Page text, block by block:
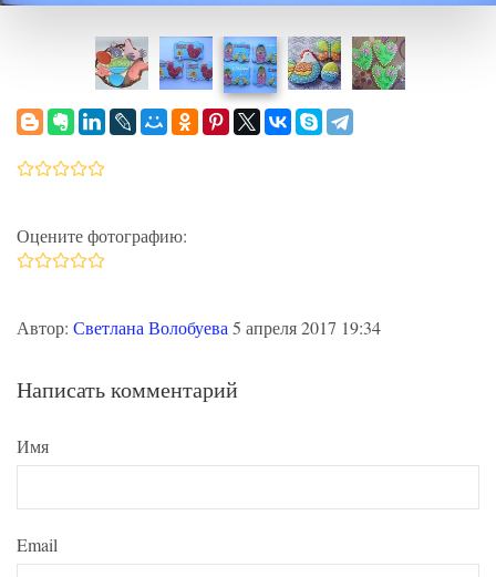
Оцените фотографию:
Автор: Светлана Волобуева5 апреля 2017 19:34
Написать комментарий
Имя
Email